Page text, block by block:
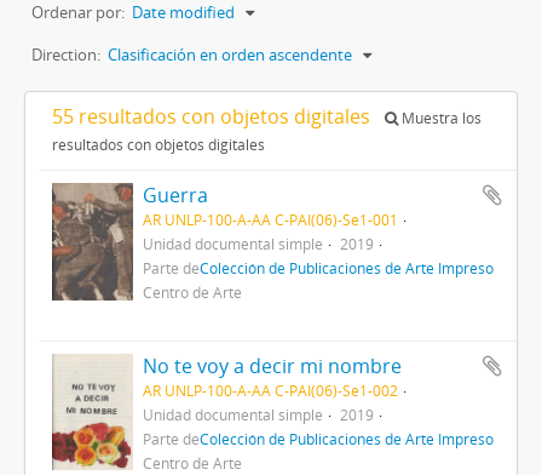
Ordenar por: Date modified
Direction: Clasificación en orden ascendente
55 resultados con objetos digitales
Muestra los
resultados con objetos digitales
Guerra
AR UNLP-100-A-AA C-PAI(06)-Se1-001
Unidad documental simple
2019
Parte deColección de Publicaciones de Arte Impreso
Centro de Arte
No te voy a decir mi nombre
AR UNLP-100-A-AA C-PAI(06)-Se1-002
Unidad documental simple
2019
Parte deColección de Publicaciones de Arte Impreso
Centro de Arte